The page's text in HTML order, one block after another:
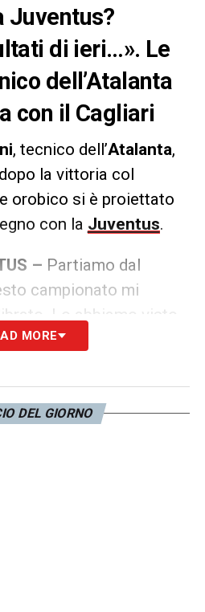
Juventus?
di ieri…». Le
dell’Atalanta
con il Cagliari
, tecnico dell’Atalanta,
la vittoria col
orobico si è proiettato
con la Juventus.
– Partiamo dal
campionato mi
Lo abbiamo visto
ieri. Può esserci molto
figura contro
MORE
DEL GIORNO